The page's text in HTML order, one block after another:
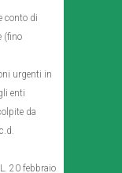
conto di
(fino
urgenti in
enti
da
20 febbraio